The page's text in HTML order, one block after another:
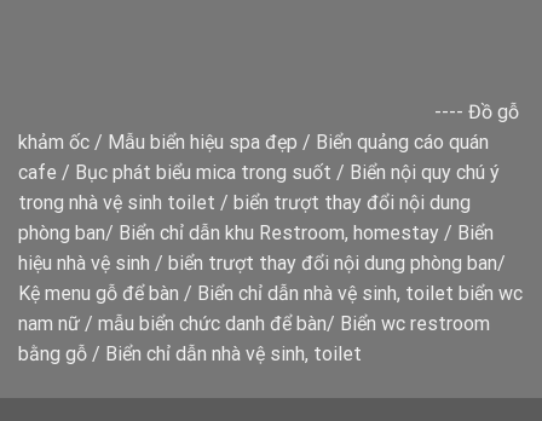
---- Đồ gỗ
khảm ốc / Mẫu biển hiệu spa đẹp / Biển quảng cáo quán
cafe / Bục phát biểu mica trong suốt / Biển nội quy chú ý
trong nhà vệ sinh toilet / biển trượt thay đổi nội dung
phòng ban/ Biển chỉ dẫn khu Restroom, homestay / Biển
hiệu nhà vệ sinh / biển trượt thay đổi nội dung phòng ban/
Kệ menu gỗ để bàn / Biển chỉ dẫn nhà vệ sinh, toilet biển wc
nam nữ / mẫu biển chức danh để bàn/ Biển wc restroom
bằng gỗ / Biển chỉ dẫn nhà vệ sinh, toilet